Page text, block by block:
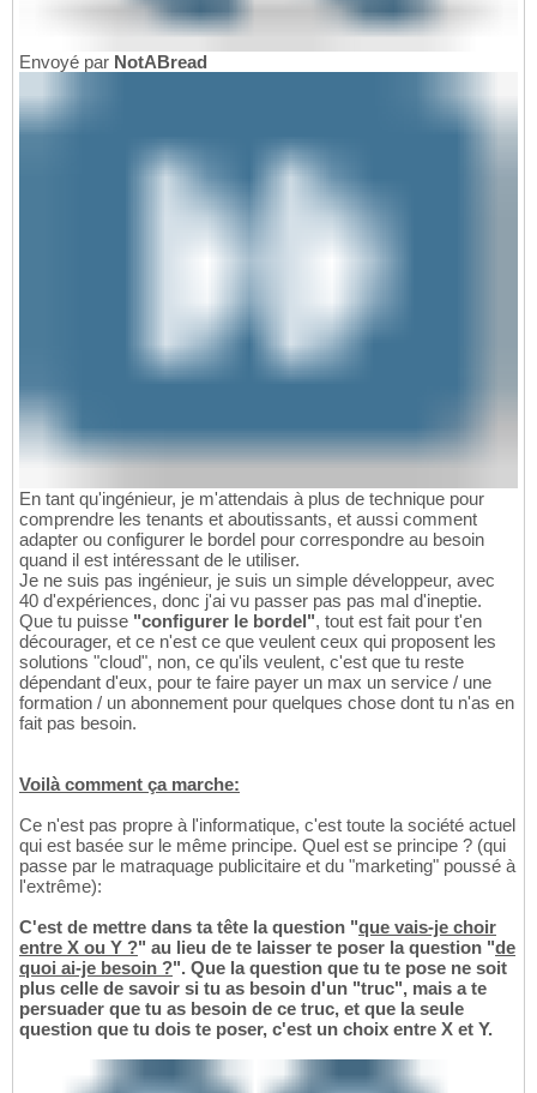
Envoyé par NotABread
En tant qu'ingénieur, je m'attendais à plus de technique pour
comprendre les tenants et aboutissants, et aussi comment
adapter ou configurer le bordel pour correspondre au besoin
quand il est intéressant de le utiliser.
Je ne suis pas ingénieur, je suis un simple développeur, avec
40 d'expériences, donc j'ai vu passer pas pas mal d'ineptie.
Que tu puisse "configurer le bordel", tout est fait pour t'en
décourager, et ce n'est ce que veulent ceux qui proposent les
solutions "cloud", non, ce qu'ils veulent, c'est que tu reste
dépendant d'eux, pour te faire payer un max un service / une
formation / un abonnement pour quelques chose dont tu n'as en
fait pas besoin.
Voilà comment ça marche:
Ce n'est pas propre à l'informatique, c'est toute la société actuel
qui est basée sur le même principe. Quel est se principe ? (qui
passe par le matraquage publicitaire et du "marketing" poussé à
l'extrême):
C'est de mettre dans ta tête la question "que vais-je choir
entre X ou Y ?" au lieu de te laisser te poser la question "de
quoi ai-je besoin ?". Que la question que tu te pose ne soit
plus celle de savoir si tu as besoin d'un "truc", mais a te
persuader que tu as besoin de ce truc, et que la seule
question que tu dois te poser, c'est un choix entre X et Y.